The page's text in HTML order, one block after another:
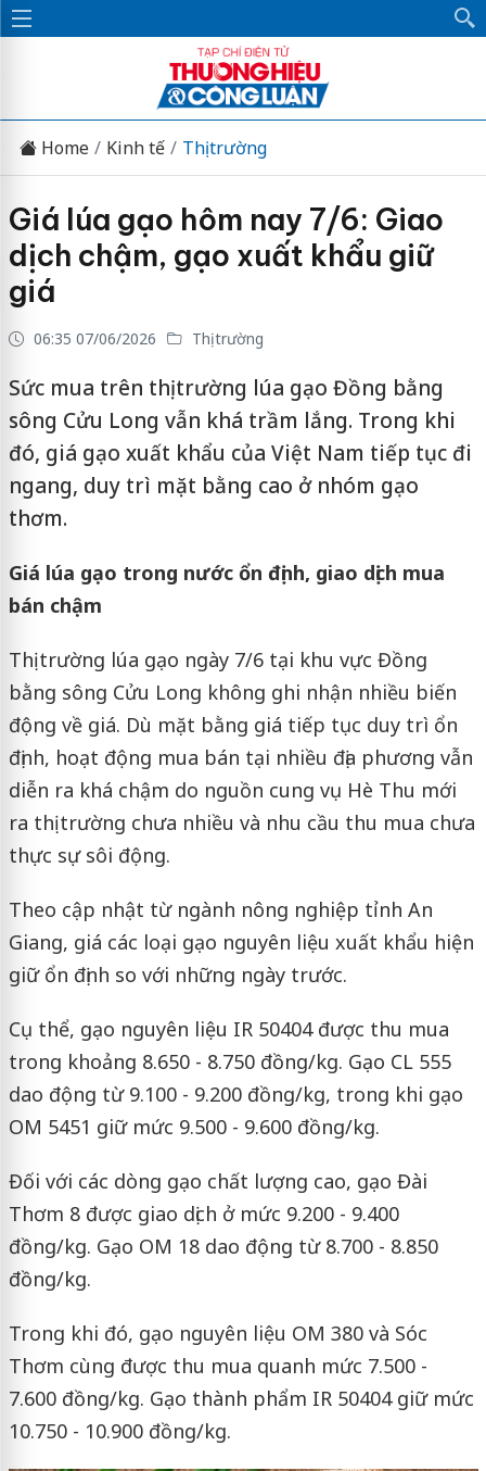
Home Kinh tế Thị trường
Giá lúa gạo hôm nay 7/6: Giao
dịch chậm, gạo xuất khẩu giữ
giá
06:35 07/06/2026 Thị trường
Sức mua trên thị trường lúa gạo Đồng bằng
sông Cửu Long vẫn khá trầm lắng. Trong khi
đó, giá gạo xuất khẩu của Việt Nam tiếp tục đi
ngang, duy trì mặt bằng cao ở nhóm gạo
thơm.
Giá lúa gạo trong nước ổn định, giao dịch mua
bán chậm
Thị trường lúa gạo ngày 7/6 tại khu vực Đồng
bằng sông Cửu Long không ghi nhận nhiều biến
động về giá. Dù mặt bằng giá tiếp tục duy trì ổn
định, hoạt động mua bán tại nhiều địa phương vẫn
diễn ra khá chậm do nguồn cung vụ Hè Thu mới
ra thị trường chưa nhiều và nhu cầu thu mua chưa
thực sự sôi động.
Theo cập nhật từ ngành nông nghiệp tỉnh An
Giang, giá các loại gạo nguyên liệu xuất khẩu hiện
giữ ổn định so với những ngày trước.
Cụ thể, gạo nguyên liệu IR 50404 được thu mua
trong khoảng 8.650 - 8.750 đồng/kg. Gạo CL 555
dao động từ 9.100 - 9.200 đồng/kg, trong khi gạo
OM 5451 giữ mức 9.500 - 9.600 đồng/kg.
Đối với các dòng gạo chất lượng cao, gạo Đài
Thơm 8 được giao dịch ở mức 9.200 - 9.400
đồng/kg. Gạo OM 18 dao động từ 8.700 - 8.850
đồng/kg.
Trong khi đó, gạo nguyên liệu OM 380 và Sóc
Thơm cùng được thu mua quanh mức 7.500 -
7.600 đồng/kg. Gạo thành phẩm IR 50404 giữ mức
10.750 - 10.900 đồng/kg.